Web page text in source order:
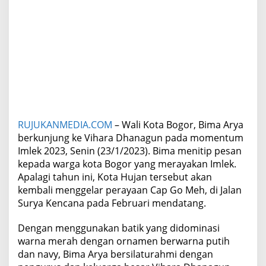
o
r
y
a
n
g
R
a
a
k
a
n
RUJUKANMEDIA.COM – Wali Kota Bogor, Bima Arya
berkunjung ke Vihara Dhanagun pada momentum
Imlek 2023, Senin (23/1/2023). Bima menitip pesan
kepada warga kota Bogor yang merayakan Imlek.
Apalagi tahun ini, Kota Hujan tersebut akan
kembali menggelar perayaan Cap Go Meh, di Jalan
Surya Kencana pada Februari mendatang.
Dengan menggunakan batik yang didominasi
warna merah dengan ornamen berwarna putih
dan navy, Bima Arya bersilaturahmi dengan